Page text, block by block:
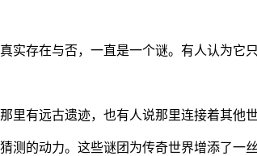
存在与否，一直是一个谜。有人认为它
有远古遗迹，也有人说那里连接着其他
测的动力。这些谜团为传奇世界增添了